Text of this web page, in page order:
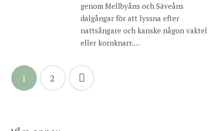
genom Mellbyåns och Säveåns
dalgångar för att lyssna efter
nattsångare och kanske någon vaktel
eller kornknarr.…
Sidnumrering
för
1 2